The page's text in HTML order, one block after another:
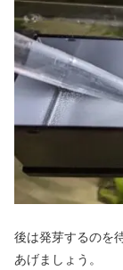
後は発芽するのを
あげましょう。